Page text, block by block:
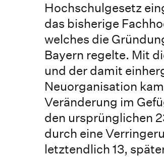
Hochschulgesetz
das bisherige
welches die
Bayern regelte. Mit
und der damit
Neuorganisation
Veränderung im
den ursprünglichen
durch eine
letztendlich 13,